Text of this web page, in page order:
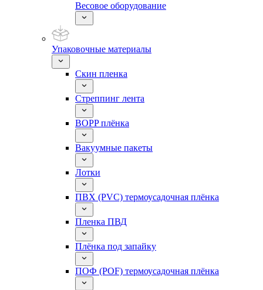
Весовое оборудование
Упаковочные материалы
Скин пленка
Стреппинг лента
BOPP плёнка
Вакуумные пакеты
Лотки
ПВХ (PVC) термоусадочная плёнка
Пленка ПВД
Плёнка под запайку
ПОФ (POF) термоусадочная плёнка